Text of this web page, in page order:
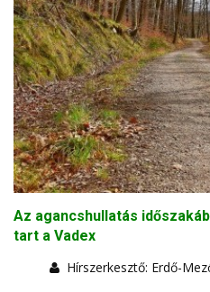
Az agancshullatás
tart a Vadex
Hírszerkesztő: Erdő-